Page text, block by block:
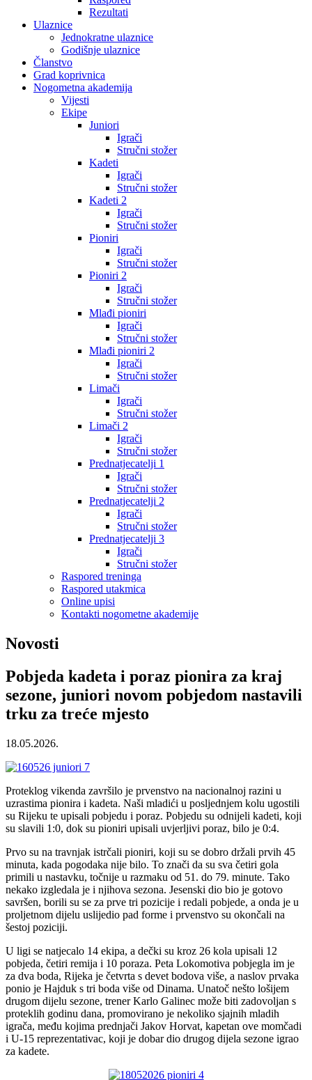
Rezultati
Ulaznice
Jednokratne ulaznice
Godišnje ulaznice
Članstvo
Grad koprivnica
Nogometna akademija
Vijesti
Ekipe
Juniori
Igrači
Stručni stožer
Kadeti
Igrači
Stručni stožer
Kadeti 2
Igrači
Stručni stožer
Pioniri
Igrači
Stručni stožer
Pioniri 2
Igrači
Stručni stožer
Mlađi pioniri
Igrači
Stručni stožer
Mlađi pioniri 2
Igrači
Stručni stožer
Limači
Igrači
Stručni stožer
Limači 2
Igrači
Stručni stožer
Prednatjecatelji 1
Igrači
Stručni stožer
Prednatjecatelji 2
Igrači
Stručni stožer
Prednatjecatelji 3
Igrači
Stručni stožer
Raspored treninga
Raspored utakmica
Online upisi
Kontakti nogometne akademije
Novosti
Pobjeda kadeta i poraz pionira za kraj
sezone, juniori novom pobjedom nastavili
trku za treće mjesto
18.05.2026.
Proteklog vikenda završilo je prvenstvo na nacionalnoj razini u
uzrastima pionira i kadeta. Naši mladići u posljednjem kolu ugostili
su Rijeku te upisali pobjedu i poraz. Pobjedu su odnijeli kadeti, koji
su slavili 1:0, dok su pioniri upisali uvjerljivi poraz, bilo je 0:4.
Prvo su na travnjak istrčali pioniri, koji su se dobro držali prvih 45
minuta, kada pogodaka nije bilo. To znači da su sva četiri gola
primili u nastavku, točnije u razmaku od 51. do 79. minute. Tako
nekako izgledala je i njihova sezona. Jesenski dio bio je gotovo
savršen, borili su se za prve tri pozicije i redali pobjede, a onda je u
proljetnom dijelu uslijedio pad forme i prvenstvo su okončali na
šestoj poziciji.
U ligi se natjecalo 14 ekipa, a dečki su kroz 26 kola upisali 12
pobjeda, četiri remija i 10 poraza. Peta Lokomotiva pobjegla im je
za dva boda, Rijeka je četvrta s devet bodova više, a naslov prvaka
ponio je Hajduk s tri boda više od Dinama. Unatoč nešto lošijem
drugom dijelu sezone, trener Karlo Galinec može biti zadovoljan s
proteklih godinu dana, promovirano je nekoliko sjajnih mladih
igrača, među kojima prednjači Jakov Horvat, kapetan ove momčadi
i U-15 reprezentativac, koji je dobar dio drugog dijela sezone igrao
za kadete.